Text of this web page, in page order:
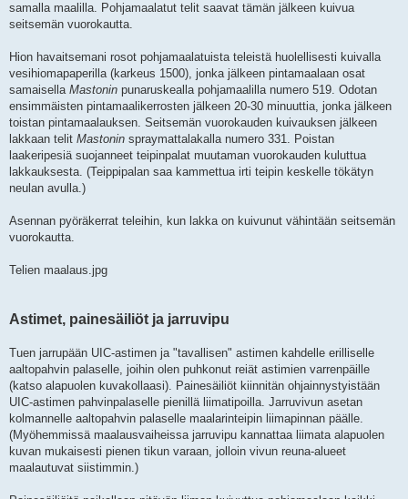
samalla maalilla. Pohjamaalatut telit saavat tämän jälkeen kuivua
seitsemän vuorokautta.
Hion havaitsemani rosot pohjamaalatuista teleistä huolellisesti kuivalla
vesihiomapaperilla (karkeus 1500), jonka jälkeen pintamaalaan osat
samaisella Mastonin punaruskealla pohjamaalilla numero 519. Odotan
ensimmäisten pintamaalikerrosten jälkeen 20-30 minuuttia, jonka jälkeen
toistan pintamaalauksen. Seitsemän vuorokauden kuivauksen jälkeen
lakkaan telit Mastonin spraymattalakalla numero 331. Poistan
laakeripesiä suojanneet teipinpalat muutaman vuorokauden kuluttua
lakkauksesta. (Teippipalan saa kammettua irti teipin keskelle tökätyn
neulan avulla.)
Asennan pyöräkerrat teleihin, kun lakka on kuivunut vähintään seitsemän
vuorokautta.
Telien maalaus.jpg
Astimet, painesäiliöt ja jarruvipu
Tuen jarrupään UIC-astimen ja "tavallisen" astimen kahdelle erilliselle
aaltopahvin palaselle, joihin olen puhkonut reiät astimien varrenpäille
(katso alapuolen kuvakollaasi). Painesäiliöt kiinnitän ohjainnystyistään
UIC-astimen pahvinpalaselle pienillä liimatipoilla. Jarruvivun asetan
kolmannelle aaltopahvin palaselle maalarinteipin liimapinnan päälle.
(Myöhemmissä maalausvaiheissa jarruvipu kannattaa liimata alapuolen
kuvan mukaisesti pienen tikun varaan, jolloin vivun reuna-alueet
maalautuvat siistimmin.)